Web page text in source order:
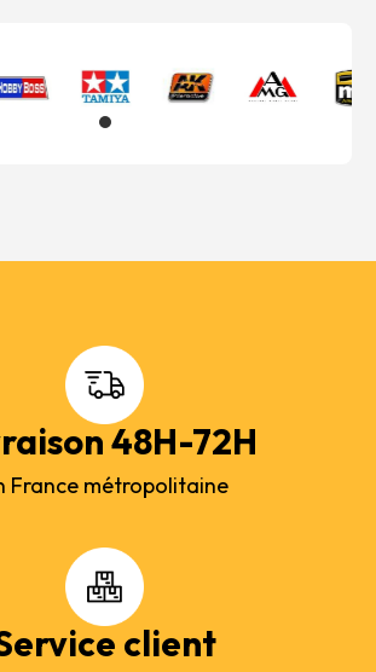
48H-72H
France métropolitaine
client